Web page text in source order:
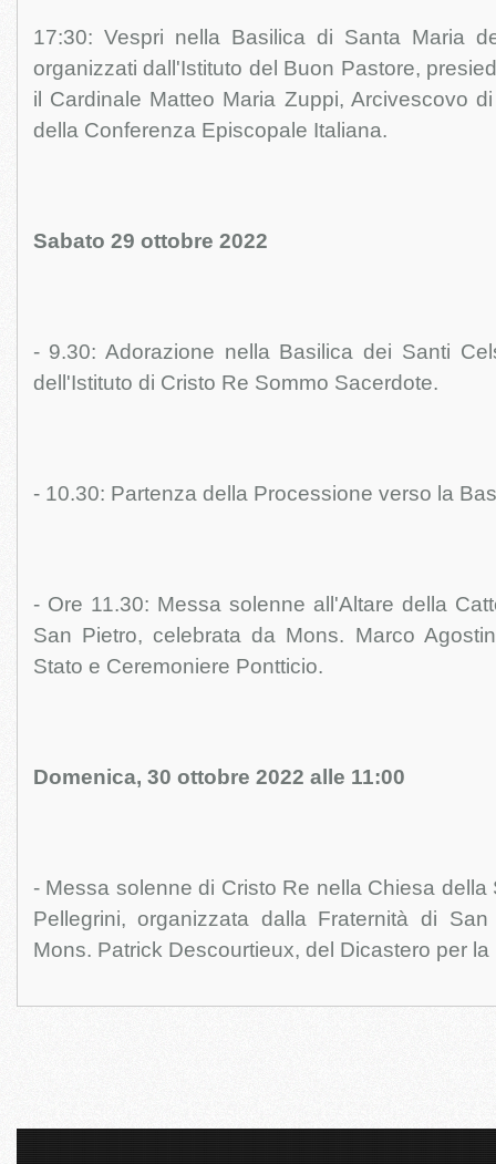
17:30: Vespri nella Basilica di Santa Maria
organizzati dall'Istituto del Buon Pastore,
il Cardinale Matteo Maria Zuppi, Arcivescovo
della Conferenza Episcopale Italiana.
Sabato 29 ottobre 2022
- 9.30: Adorazione nella Basilica dei Santi
dell'Istituto di Cristo Re Sommo Sacerdote.
- 10.30: Partenza della Processione verso la
- Ore 11.30: Messa solenne all'Altare della
San Pietro, celebrata da Mons. Marco
Stato e Ceremoniere Pontticio.
Domenica, 30 ottobre 2022 alle 11:00
- Messa solenne di Cristo Re nella Chiesa della
Pellegrini, organizzata dalla Fraternità di
Mons. Patrick Descourtieux, del Dicastero per